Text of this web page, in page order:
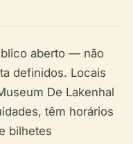
aberto — não
definidos. Locais
De Lakenhal
têm horários
bilhetes